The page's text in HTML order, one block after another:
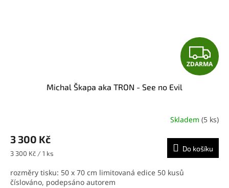
Z
D
R
M
A
ZDARMA
Michal Škapa aka TRON - See no Evil
Skladem (5 ks)
3 300 Kč
Měrná
3 300 Kč / 1 ks
Do košíku
rozměry tisku: 50 x 70 cm limitovaná edice 50 kusů
číslováno, podepsáno autorem